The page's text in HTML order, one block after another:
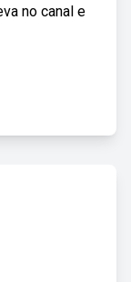
no canal e